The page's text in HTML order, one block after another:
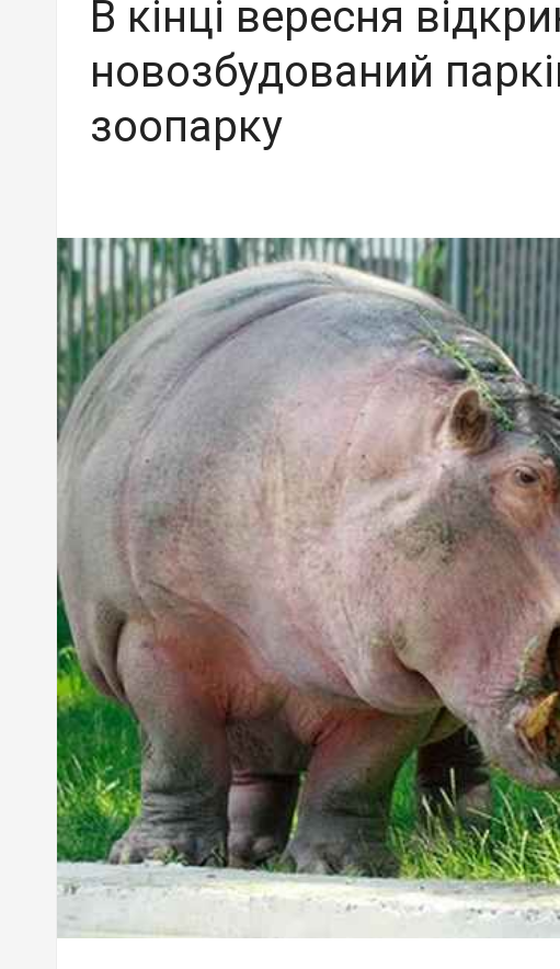
В кінці вересня
новозбудований
зоопарку